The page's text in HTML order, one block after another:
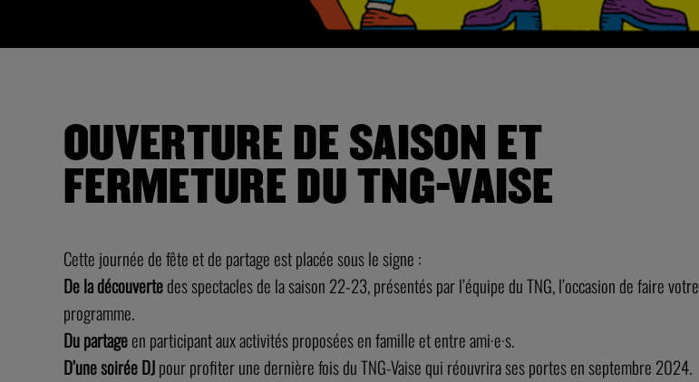
OUVERTURE DE SAISON ET
FERMETURE DU TNG-VAISE
Cette journée de fête et de partage est placée sous le signe :
De la découvertedes spectacles de la saison 22-23, présentés par l’équipe du TNG, l’occasion de faire votre
programme.
Du partageen participant aux activités proposées en famille et entre ami·e·s.
D’une soirée DJpour profiter une dernière fois du TNG-Vaise qui réouvrira ses portes en septembre 2024.